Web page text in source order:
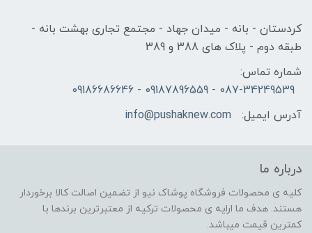
کردستان - بانه - میدان جهاد - مجتمع تجاری بهشت بانه -
طبقه دوم - پلاک های 388 و 389
شماره تماس:
087-34249539 - 09187896559 - 09186686646
آدرس ایمیل:
info@pushaknew.com
درباره ما
کلیه ی محصولات فروشگاه پوشاک نیو از تضمین اصالت کالا برخوردار
هستند. هدف ما ارایه ی محصولات ترکیه از معتبرترین برندها با
کمترین قیمت میباشد.